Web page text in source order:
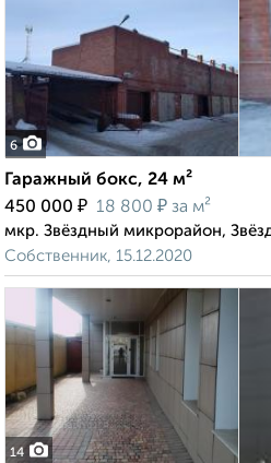
6
Гаражный бокс, 24 м²
450 000 ₽ 18 800 ₽ за м²
мкр. Звёздный микрорайон,
Собственник, 15.12.2020
14